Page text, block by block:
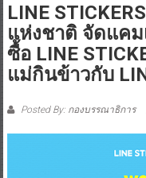
LINE
แห่งชาติ จัดแคม
ซื้อ LINE
แม่กินข้าวกับ
Posted By: กองบรรณาธิการ